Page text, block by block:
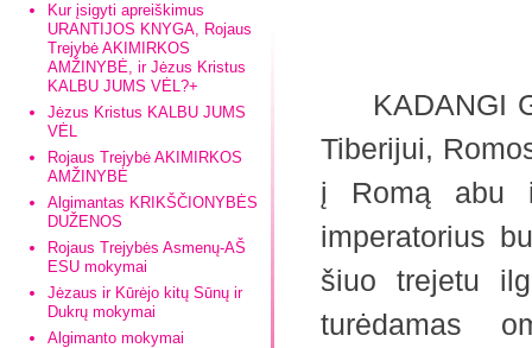
Kur įsigyti apreiškimus
URANTIJOS KNYGA, Rojaus
Trejybė AKIMIRKOS
AMŽINYBĖ, ir Jėzus Kristus
KALBU JUMS VĖL?+
Jėzus Kristus KALBU JUMS
VĖL
Rojaus Trejybė AKIMIRKOS
AMŽINYBĖ
Algimantas KRIKŠČIONYBĖS
DUŽENOS
Rojaus Trejybės Asmenų-AŠ
ESU mokymai
Jėzaus ir Kūrėjo kitų Sūnų ir
Dukrų mokymai
Algimanto mokymai
KADANGI
Tiberijui,
į Romą abu
imperatorius
šiuo trejetu
turėdamas